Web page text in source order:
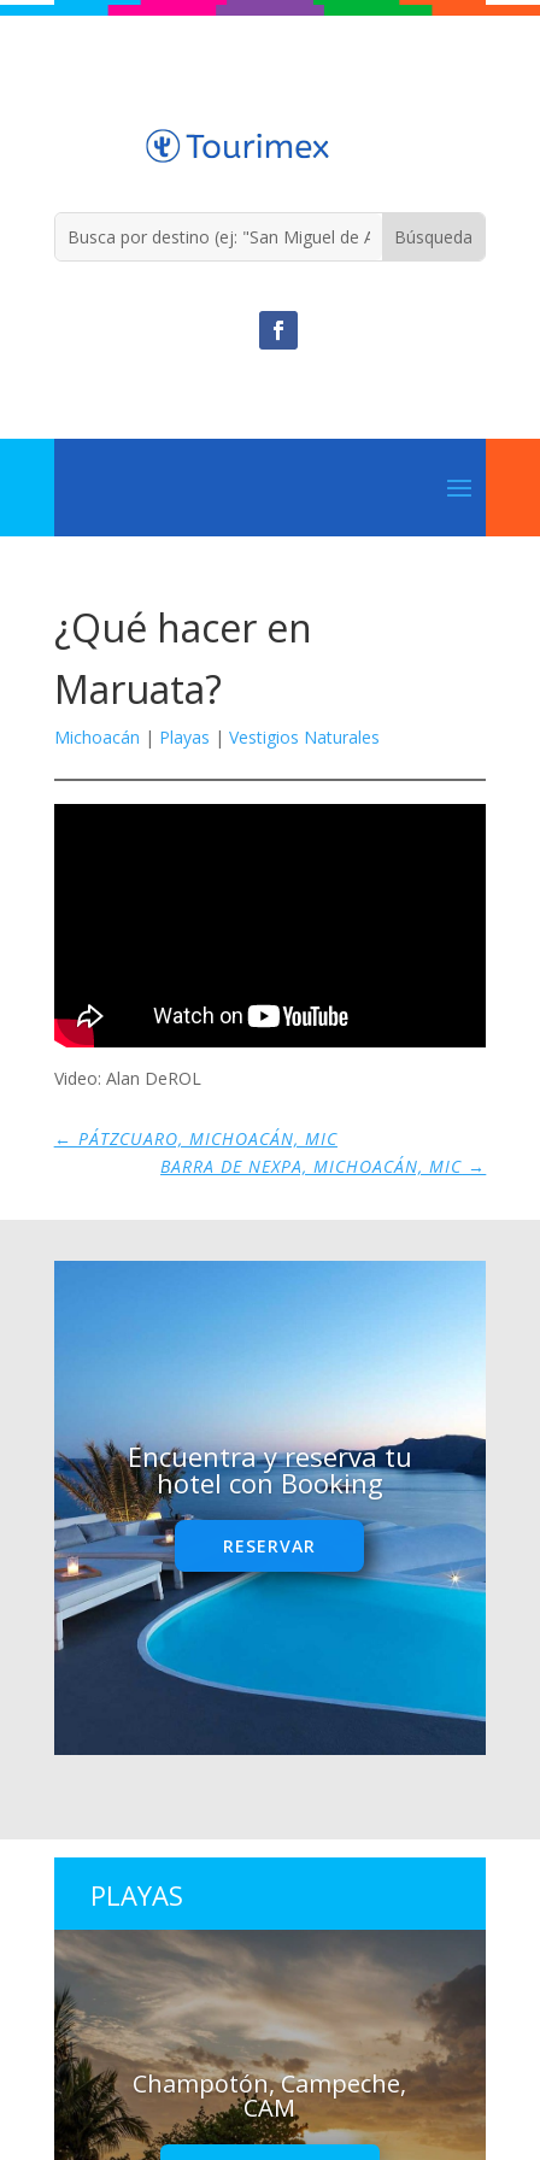
¿Qué hacer en
Maruata?
Michoacán | Playas | Vestigios Naturales
Video: Alan DeROL
← PÁTZCUARO, MICHOACÁN, MIC
BARRA DE NEXPA, MICHOACÁN, MIC →
Encuentra y reserva tu
hotel con Booking
RESERVAR
PLAYAS
Champotón, Campeche,
CAM